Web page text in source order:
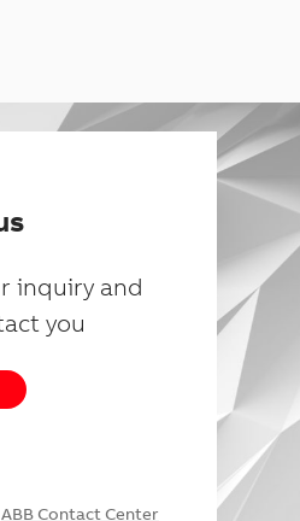
inquiry and
you
ABB Contact Center